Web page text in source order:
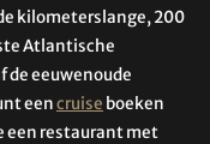
kilometerslange, 200
Atlantische
de eeuwenoude
eencruise boeken
een restaurant met